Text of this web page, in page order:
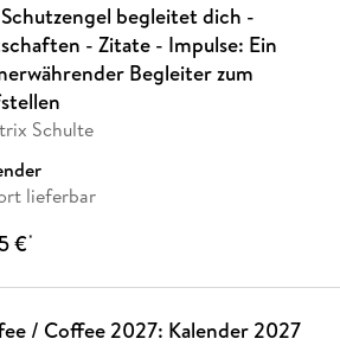
begleitet dich -
- Zitate - Impulse: Ein
Begleiter zum
Schulte
lieferbar
€*
/ Coffee 2027: Kalender 2027